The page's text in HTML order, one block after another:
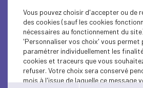
ECONOMY
ECONOMY
ECONOMY
ECONOMY
Vous pouvez choisir d'accepter ou de
des cookies (sauf les cookies
nécessaires au fonctionnement du
'Personnaliser vos choix' vous permet
paramétrer individuellement les
cookies et traceurs que vous
refuser. Votre choix sera conservé
mois à l'issue de laquelle ce message